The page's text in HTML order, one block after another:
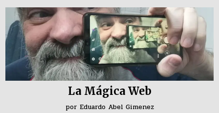
Skip
content
La Mágica Web
por Eduardo Abel Gimenez